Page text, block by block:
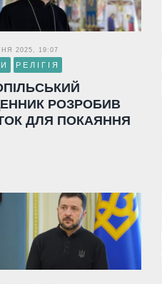
2025, 19:07
РЕЛІГІЯ
РОЗРОБИВ
ДЛЯ ПОКАЯННЯ